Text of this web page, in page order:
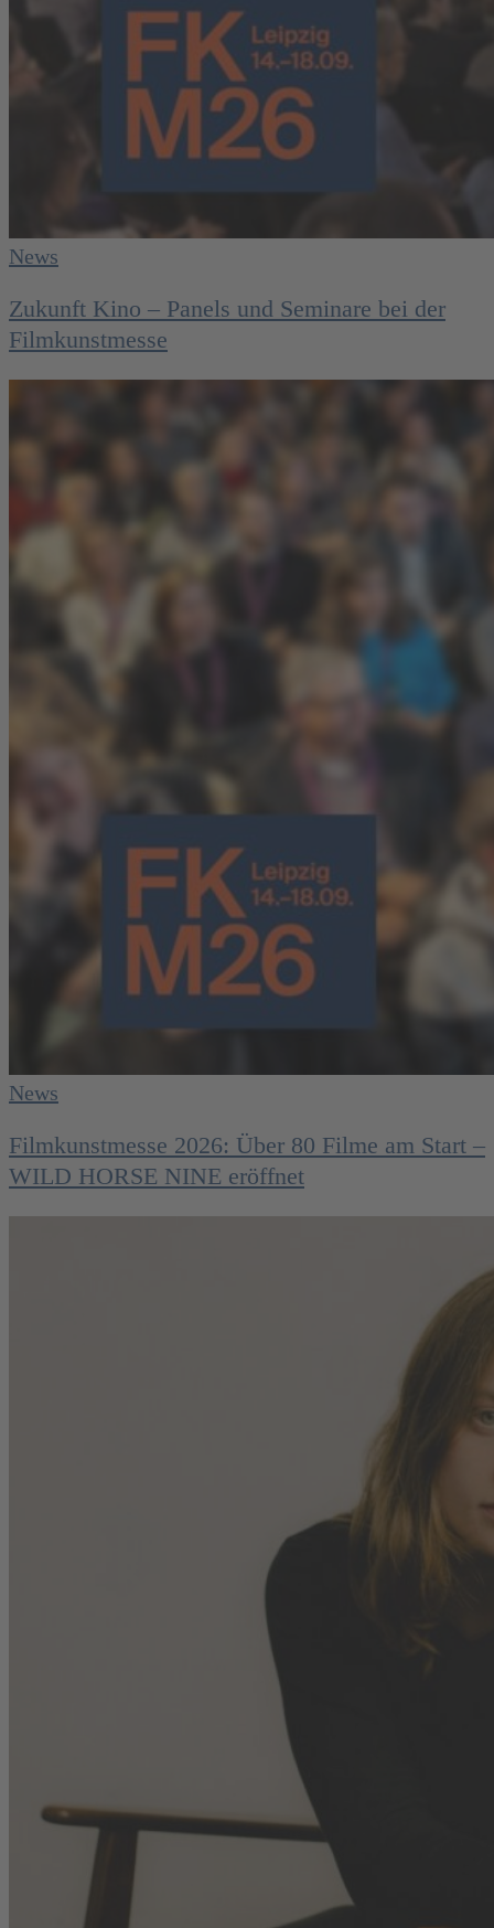
News
Zukunft Kino – Panels und Seminare bei der
Filmkunstmesse
News
Filmkunstmesse 2026: Über 80 Filme am Start –
WILD HORSE NINE eröffnet